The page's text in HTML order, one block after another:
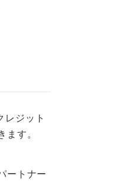
レジット
ます。
ートナー